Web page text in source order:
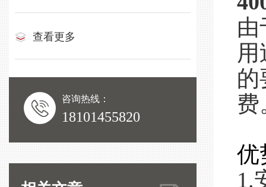
查看更多
咨询热线：
18101455820
的
费
优
1.